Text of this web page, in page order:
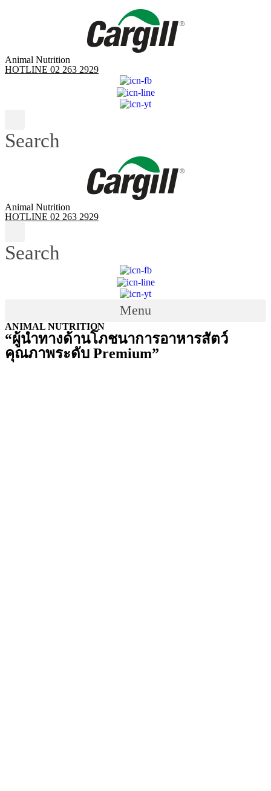
Animal Nutrition
HOTLINE 02 263 2929
Search
Animal Nutrition
HOTLINE 02 263 2929
Search
Menu
ANIMAL NUTRITION
“ผู้นำทางด้านโภชนาการอาหารสัตว์
คุณภาพระดับ Premium”